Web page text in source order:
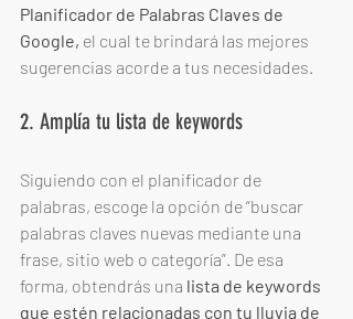
Planificador de Palabras Claves de
Google, el cual te brindará las mejores
sugerencias acorde a tus necesidades.
2. Amplía tu lista de keywords
Siguiendo con el planificador de
palabras, escoge la opción de “buscar
palabras claves nuevas mediante una
frase, sitio web o categoría”. De esa
forma, obtendrás una lista de keywords
que estén relacionadas con tu lluvia de